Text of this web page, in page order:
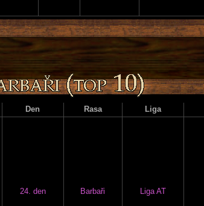
Den Rasa Liga
24. den Barbaři Liga AT